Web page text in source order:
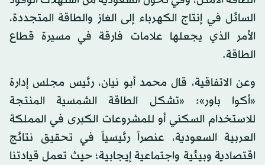
السائل في إنتاج الكهرباء إلى الغاز والطاقة المتجددة،
الأمر الذي يجعلها علامات فارقة في مسيرة قطاع
الطاقة.
وعن الاتفاقية، قال محمد أبو نيان، رئيس مجلس إدارة
«أكوا باور»: «تشكل الطاقة الشمسية المنتجة
للاستخدام السكني أو للمشروعات الكبرى في المملكة
العربية السعودية، عنصراً رئيسياً في تحقيق نتائج
اقتصادية وبيئية واجتماعية إيجابية؛ حيث تعمل قيادتنا